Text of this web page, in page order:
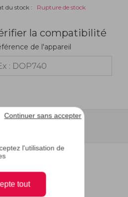
l'utilisation de
tout
Continuer sans accepter
du stock : Rupture de stock
la compatibilité
de l'appareil